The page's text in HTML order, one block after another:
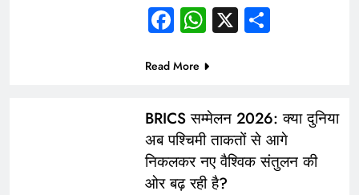
Facebook
WhatsApp
X Share
Read More
BRICS सम्मेलन 2026: क्या दुनिया
अब पश्चिमी ताकतों से आगे
निकलकर नए वैश्विक संतुलन की
ओर बढ़ रही है?